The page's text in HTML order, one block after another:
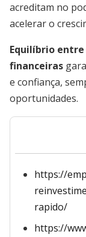
acreditam no
acelerar o
Equilíbrio
financeiras
e confiança,
oportunidades.
https://
rapido/
https://